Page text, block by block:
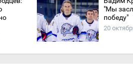
"Мы
победу"
20